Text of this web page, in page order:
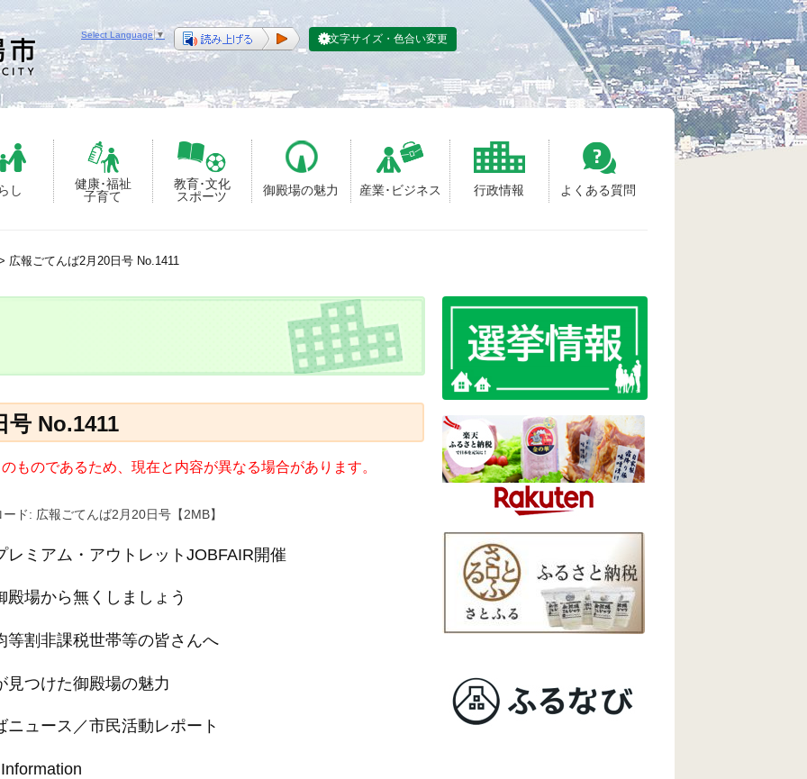
し
健康･福祉
子育て
教育･文化
スポーツ
御殿場の魅力 産業･ビジネス 行政情報 よくある質問
Select Language ▼ 文字サイズ・色合い変更
広報ごてんば2月20日号 No.1411
号 No.1411
ものであるため、現在と内容が異なる場合があります。
ード: 広報ごてんば2月20日号【2MB】
レミアム・アウトレットJOBFAIR開催
殿場から無くしましょう
等割非課税世帯等の皆さんへ
見つけた御殿場の魅力
ニュース／市民活動レポート